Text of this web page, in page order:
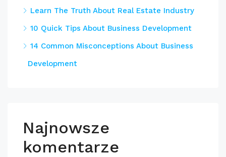
Learn The Truth About Real Estate Industry
10 Quick Tips About Business Development
14 Common Misconceptions About Business
Development
Najnowsze
komentarze